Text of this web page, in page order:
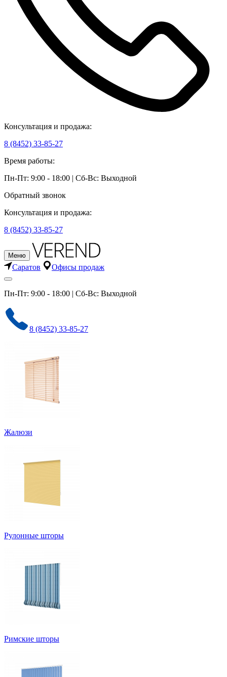
Консультация и продажа:
8 (8452) 33-85-27
Время работы:
Пн-Пт: 9:00 - 18:00 | Сб-Вс: Выходной
Обратный звонок
Консультация и продажа:
8 (8452) 33-85-27
Меню
Саратов Офисы продаж
Пн-Пт: 9:00 - 18:00 | Сб-Вс: Выходной
8 (8452) 33-85-27
Жалюзи
Рулонные шторы
Римские шторы